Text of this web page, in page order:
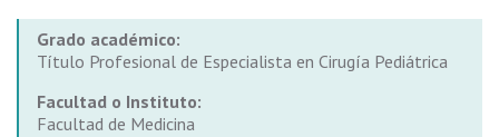
Grado académico:
Título Profesional de Especialista en Cirugía Pediátrica
Facultad o Instituto:
Facultad de Medicina